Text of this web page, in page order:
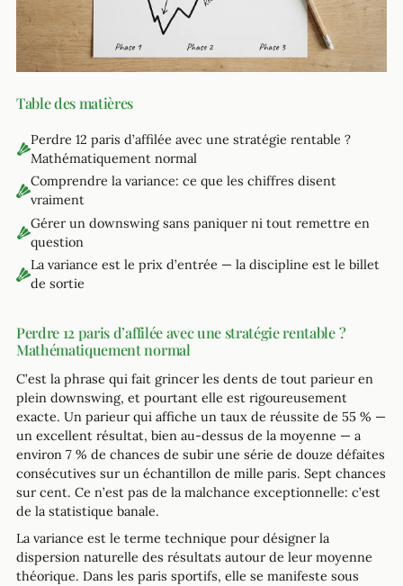
Table des matières
Perdre 12 paris d’affilée avec une stratégie rentable ?
Mathématiquement normal
Comprendre la variance: ce que les chiffres disent
vraiment
Gérer un downswing sans paniquer ni tout remettre en
question
La variance est le prix d’entrée — la discipline est le billet
de sortie
Perdre 12 paris d’affilée avec une stratégie rentable ?
Mathématiquement normal
C’est la phrase qui fait grincer les dents de tout parieur en
plein downswing, et pourtant elle est rigoureusement
exacte. Un parieur qui affiche un taux de réussite de 55 % —
un excellent résultat, bien au-dessus de la moyenne — a
environ 7 % de chances de subir une série de douze défaites
consécutives sur un échantillon de mille paris. Sept chances
sur cent. Ce n’est pas de la malchance exceptionnelle: c’est
de la statistique banale.
La variance est le terme technique pour désigner la
dispersion naturelle des résultats autour de leur moyenne
théorique. Dans les paris sportifs, elle se manifeste sous